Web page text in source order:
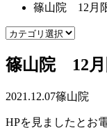
篠山院 12月
篠山院 12月
2021.12.07篠山院
HPを見ましたとお